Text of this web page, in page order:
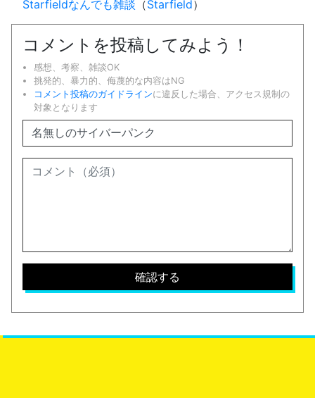
Starfieldなんでも雑談 （Starfield）
コメントを投稿してみよう！
感想、考察、雑談OK
挑発的、暴力的、侮蔑的な内容はNG
コメント投稿のガイドラインに違反した場合、アクセス規制の
対象となります